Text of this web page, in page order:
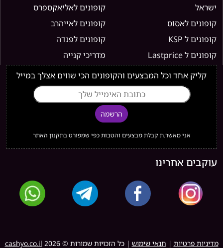
ישראל
קופונים לאליאקספרס
קופונים לאסוס
קופונים לאייהרב
קופונים ל KSP
קופונים לפנדה
קופונים ל Lastprice
מדריכי קנייה
קליק אחד וכל המבצעים והקופונים הכי שווים אצלך במייל
הרשמה
אני מאשר.ת קבלת מבצעים והטבות כפי שמפורט בתקנון האתר
עוקבים אחרינו
מדיניות פרטיות | תנאי שימוש | כל הזכויות שמורות © cashyo.co.il 2026